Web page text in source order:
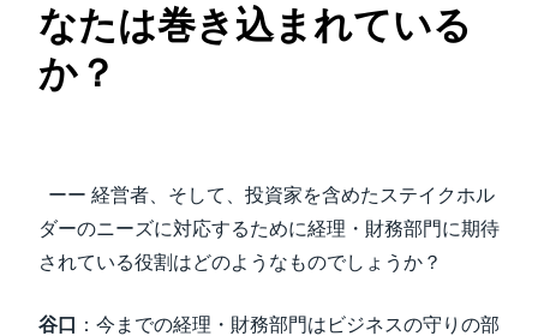
なたは巻き込まれている
か？
ーー 経営者、そして、投資家を含めたステイクホル
ダーのニーズに対応するために経理・財務部門に期待
されている役割はどのようなものでしょうか？
谷口
：今までの経理・財務部門はビジネスの守りの部